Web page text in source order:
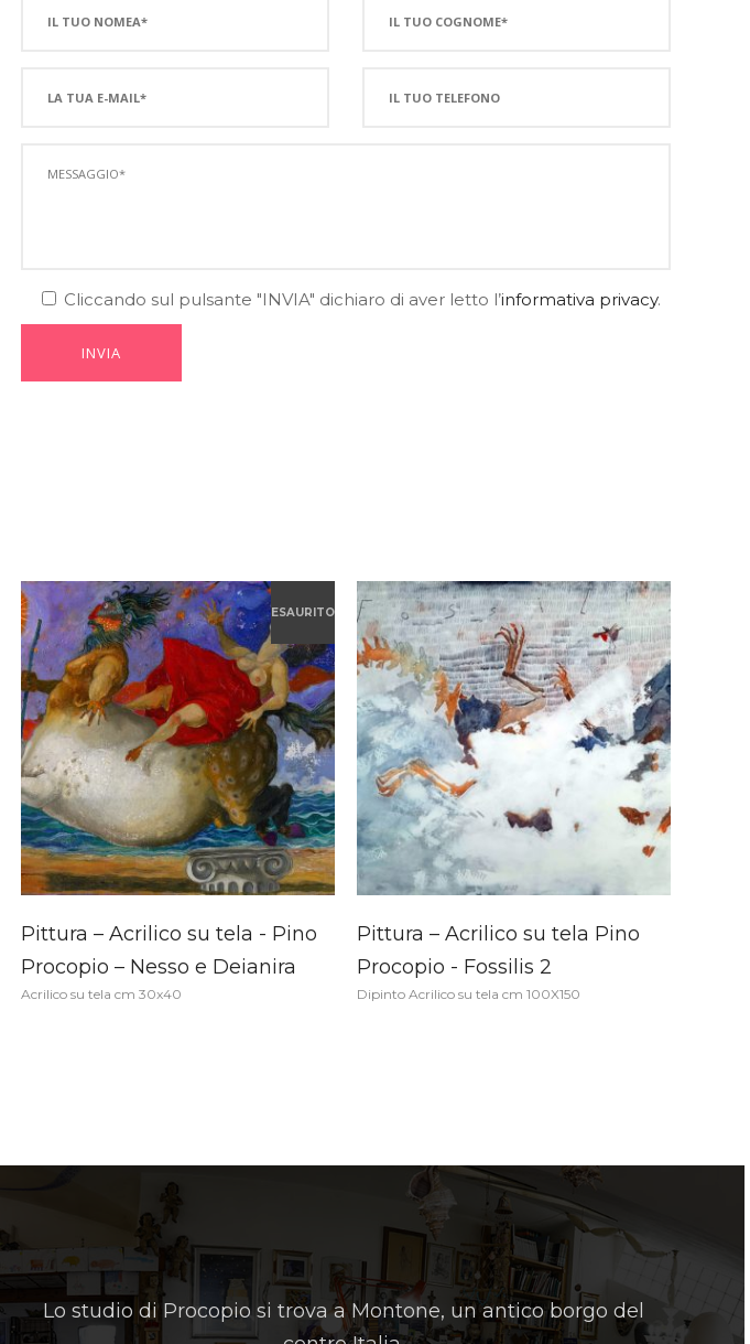
Cliccando sul pulsante "INVIA" dichiaro di aver letto l’informativa privacy.
ESAURITO
Pittura – Acrilico su tela - Pino
Procopio – Nesso e Deianira
Acrilico su tela cm 30x40
Pittura – Acrilico su tela Pino
Procopio - Fossilis 2
Dipinto Acrilico su tela cm 100X150
Lo studio di Procopio si trova a Montone, un antico borgo del